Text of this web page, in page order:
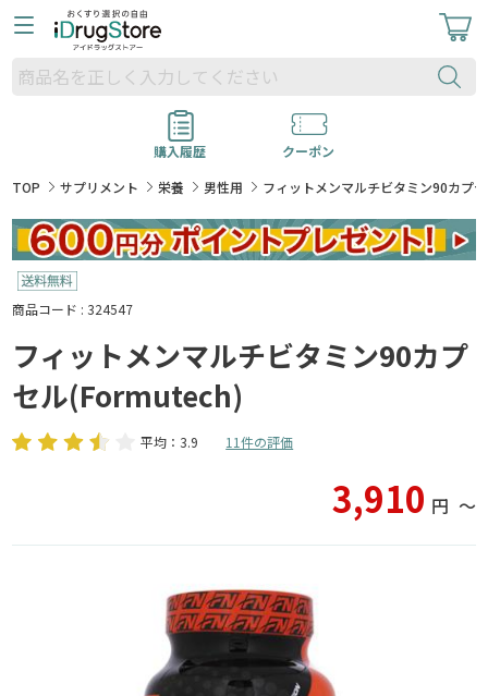
購入履歴
クーポン
TOP
サプリメント 栄養 男性用 フィットメンマルチビタミン90カプ
商品コード : 324547
フィットメンマルチビタミン90カプ
セル(Formutech)
平均：3.9 11件の評価
3,910 円 〜